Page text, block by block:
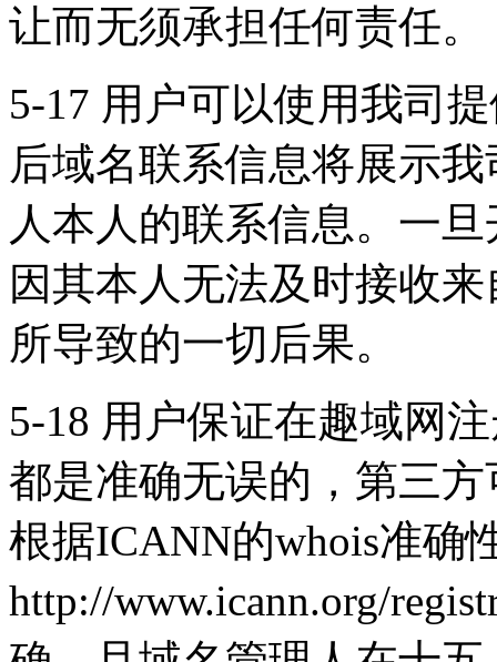
让而无须承担任何责任。
5-17 用户可以使用我司
后域名联系信息将展示
人本人的联系信息。一
因其本人无法及时接收
所导致的一切后果。
5-18 用户保证在趣域网
都是准确无误的，第三
根据ICANN的whois准确
http://www.icann.org/